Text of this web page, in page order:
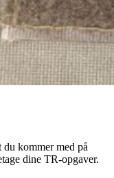
kommer med på
dine TR-opgaver.